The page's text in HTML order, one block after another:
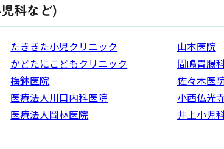
科など)
たききた小児クリニック
かどたにこどもクリニック
梅鉢医院
医療法人川口内科医院
医療法人岡林医院
山本医院
間嶋胃腸
佐々木医
小西仏光
井上小児